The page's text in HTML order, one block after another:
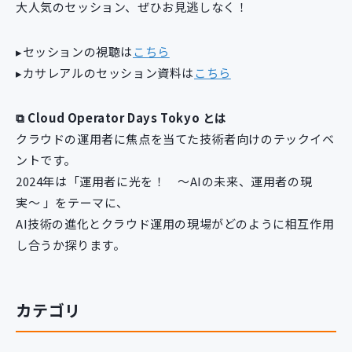
大人気のセッション、ぜひお見逃しなく！
▸セッションの視聴はこちら
▸カサレアルのセッション資料はこちら
⧉ Cloud Operator Days Tokyo とは
クラウドの運用者に焦点を当てた技術者向けのテックイベ
ントです。
2024年は「運用者に光を！ 〜AIの未来、運用者の現
実〜 」をテーマに、
AI技術の進化とクラウド運用の現場がどのように相互作用
し合うか探ります。
カテゴリ